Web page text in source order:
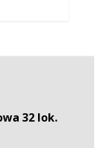
32 lok.